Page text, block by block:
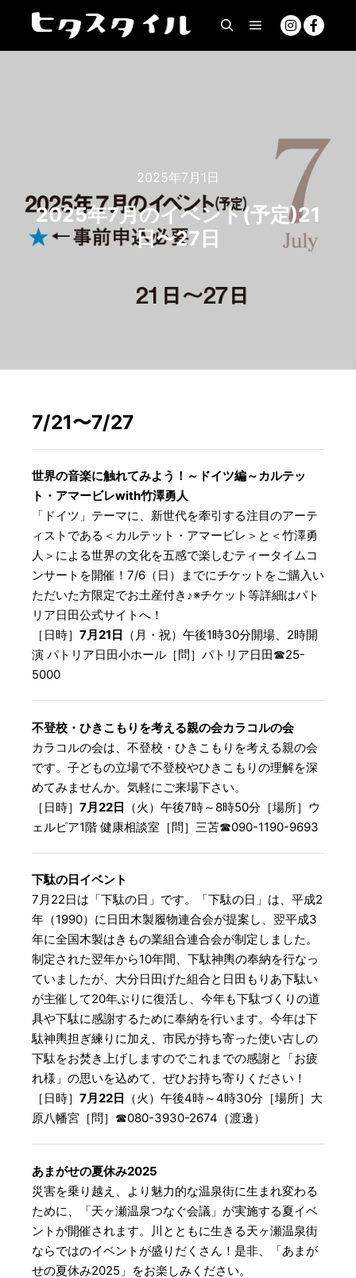
2025年7月1日
2025年7月のイベント(予定)21
日〜27日
7/21〜7/27
世界の音楽に触れてみよう！～ドイツ編～カルテッ
ト・アマービレwith竹澤勇人
「ドイツ」テーマに、新世代を牽引する注目のアーテ
ィストである＜カルテット・アマービレ＞と＜竹澤勇
人＞による世界の文化を五感で楽しむティータイムコ
ンサートを開催！7/6（日）までにチケットをご購入い
ただいた方限定でお土産付き♪※チケット等詳細はパト
リア日田公式サイトへ！
［日時］ 7月21日 （月・祝）午後1時30分開場、2時開
演 パトリア日田小ホール［問］パトリア日田☎︎25-
5000
不登校・ひきこもりを考える親の会カラコルの会
カラコルの会は、不登校・ひきこもりを考える親の会
です。子どもの立場で不登校やひきこもりの理解を深
めてみませんか。気軽にご来場下さい。
［日時］ 7月22日 （火）午後7時～8時50分［場所］ウ
ェルピア1階 健康相談室［問］三苫☎︎090-1190-9693
下駄の日イベント
7月22日は「下駄の日」です。「下駄の日」は、平成2
年（1990）に日田木製履物連合会が提案し、翌平成3
年に全国木製はきもの業組合連合会が制定しました。
制定された翌年から10年間、下駄神輿の奉納を行なっ
ていましたが、大分日田げた組合と日田もりあ下駄い
が主催して20年ぶりに復活し、今年も下駄づくりの道
具や下駄に感謝するために奉納を行います。今年は下
駄神輿担ぎ練りに加え、市民が持ち寄った使い古しの
下駄をお焚き上げしますのでこれまでの感謝と「お疲
れ様」の思いを込めて、ぜひお持ち寄りください！
［日時］ 7月22日 （火）午後4時～4時30分［場所］大
原八幡宮［問］☎︎080-3930-2674（渡邊）
あまがせの夏休み2025
災害を乗り越え、より魅力的な温泉街に生まれ変わる
ために、「天ヶ瀬温泉つなぐ会議」が実施する夏イベ
ントが開催されます。川とともに生きる天ヶ瀬温泉街
ならではのイベントが盛りだくさん！是非、「あまが
せの夏休み2025」をお楽しみください。